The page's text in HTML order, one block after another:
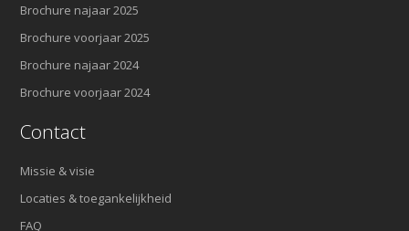
Brochure najaar 2025
Brochure voorjaar 2025
Brochure najaar 2024
Brochure voorjaar 2024
Contact
Missie & visie
Locaties & toegankelijkheid
FAQ